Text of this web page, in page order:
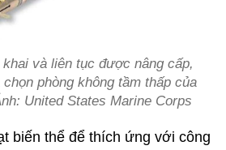
và liên tục được nâng cấp,
phòng không tầm thấp của
United States Marine Corps
biến thể để thích ứng với công